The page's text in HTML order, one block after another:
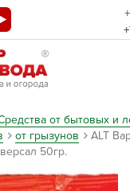
от бытовых и
от грызунов
ALT
50гр.